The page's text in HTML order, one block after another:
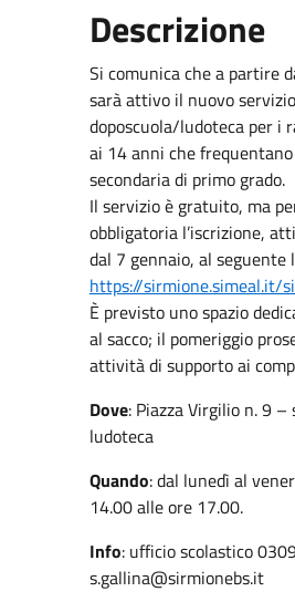
Descrizione
Si comunica che a partire
sarà attivo il nuovo
doposcuola/ludoteca per i
ai 14 anni che
secondaria di primo grado.
Il servizio è gratuito, ma
obbligatoria l’iscrizione,
dal 7 gennaio, al seguente
https://sirmione.simeal.it/
È previsto uno spazio
al sacco; il pomeriggio
attività di supporto ai
Dove: Piazza Virgilio n. 9 –
ludoteca
Quando: dal lunedì al
14.00 alle ore 17.00.
Info: ufficio scolastico
s.gallina@sirmionebs.it